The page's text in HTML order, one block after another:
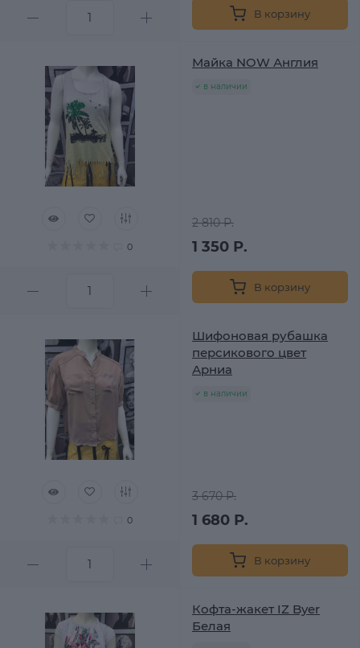
В корзину
0
Майка NOW Англия
в наличии
2 810 Р.
1 350 Р.
В корзину
0
Шифоновая рубашка
персикового цвет
Арниа
в наличии
3 670 Р.
1 680 Р.
В корзину
Кофта-жакет IZ Byer
Белая